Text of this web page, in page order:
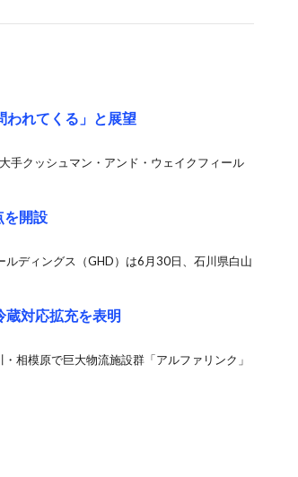
われてくる」と展望
手クッシュマン・アンド・ウェイクフィール
を開設
ルディングス（GHD）は6月30日、石川県白山
蔵対応拡充を表明
相模原で巨大物流施設群「アルファリンク」